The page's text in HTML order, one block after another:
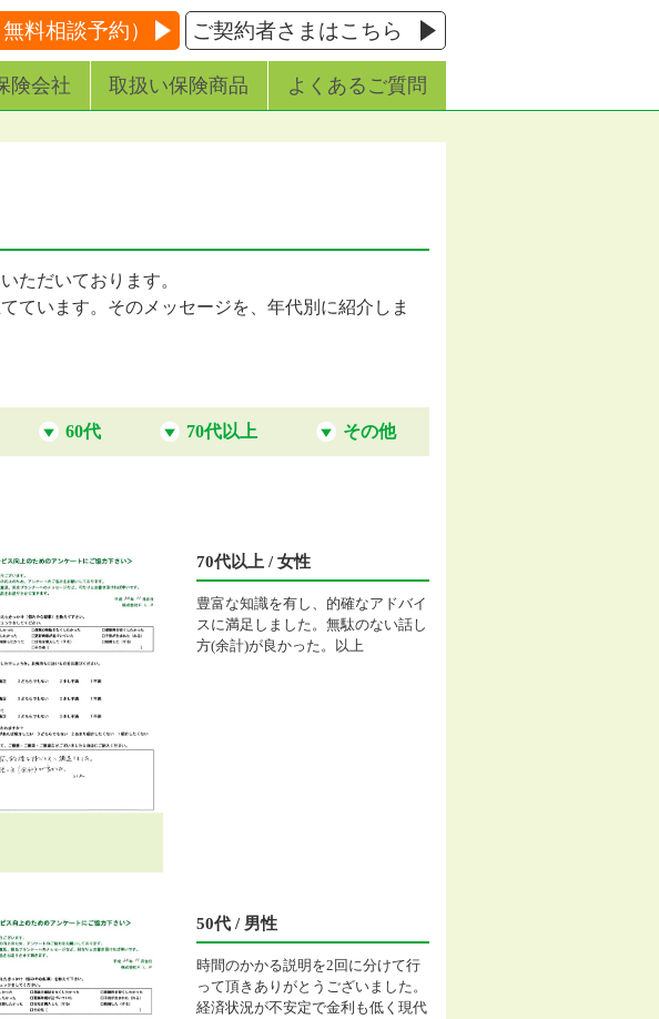
料相談予約） ご契約者さまはこちら
険会社 取扱い保険商品 よくあるご質問
ただいております。
ています。そのメッセージを、年代別に紹介しま
60代 70代以上 その他
70代以上 / 女性
豊富な知識を有し、的確なアドバイ
スに満足しました。無駄のない話し
方(余計)が良かった。以上
50代 / 男性
時間のかかる説明を2回に分けて行
って頂きありがとうございました。
経済状況が不安定で金利も低く現代